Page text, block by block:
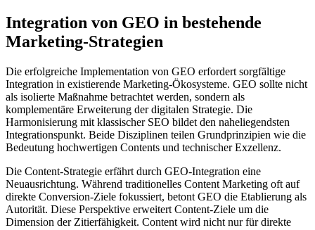
Integration von GEO in bestehende
Marketing-Strategien
Die erfolgreiche Implementation von GEO erfordert sorgfältige
Integration in existierende Marketing-Ökosysteme. GEO sollte nicht
als isolierte Maßnahme betrachtet werden, sondern als
komplementäre Erweiterung der digitalen Strategie. Die
Harmonisierung mit klassischer SEO bildet den naheliegendsten
Integrationspunkt. Beide Disziplinen teilen Grundprinzipien wie die
Bedeutung hochwertigen Contents und technischer Exzellenz.
Die Content-Strategie erfährt durch GEO-Integration eine
Neuausrichtung. Während traditionelles Content Marketing oft auf
direkte Conversion-Ziele fokussiert, betont GEO die Etablierung als
Autorität. Diese Perspektive erweitert Content-Ziele um die
Dimension der Zitierfähigkeit. Content wird nicht nur für direkte